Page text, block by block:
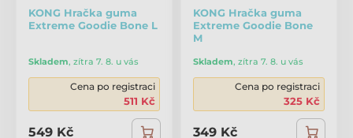
KONG Hračka guma
Extreme Goodie Bone L
Skladem, zítra 7. 8. u vás
Cena po registraci
511 Kč
549 Kč
KONG Hračka guma
Extreme Goodie Bone
M
Skladem, zítra 7. 8. u vás
Cena po registraci
325 Kč
349 Kč